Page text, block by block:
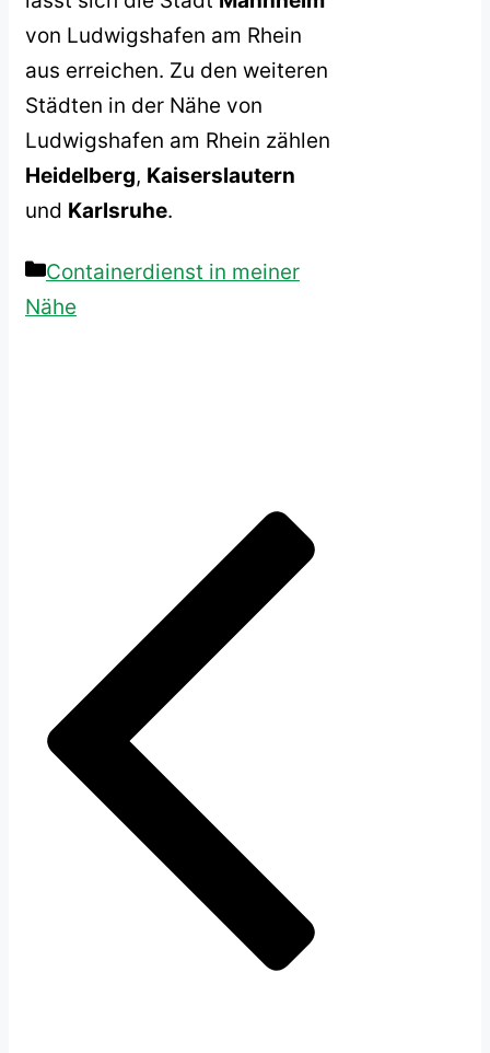
von Ludwigshafen am Rhein
aus erreichen. Zu den weiteren
Städten in der Nähe von
Ludwigshafen am Rhein zählen
Heidelberg, Kaiserslautern
und Karlsruhe.
Kategorien
Containerdienst in meiner
Nähe